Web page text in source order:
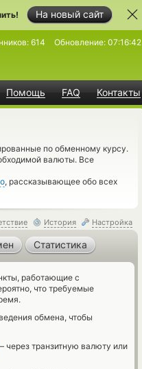
На новый сайт
Помощь FAQ Контакты
614 Обновление: 07:16:42
по обменному курсу.
валюты. Все
, рассказывающее обо всех
История Настройка
Статистика
работающие с
что требуемые
обмена, чтобы
через транзитную валюту или